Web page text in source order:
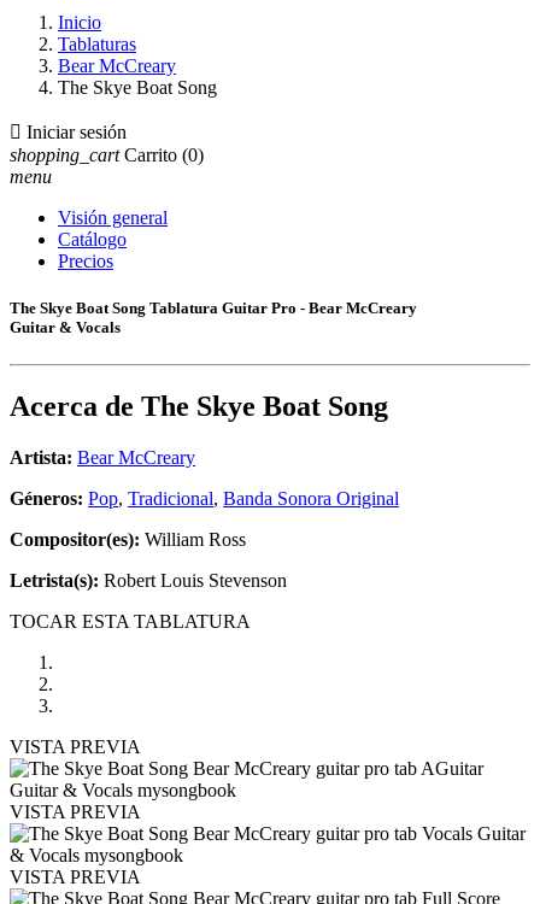
Inicio
Tablaturas
Bear McCreary
The Skye Boat Song
 Iniciar sesión
shopping_cart Carrito (0)
menu
Visión general
Catálogo
Precios
The Skye Boat Song Tablatura Guitar Pro - Bear McCreary
Guitar & Vocals
Acerca de The Skye Boat Song
Artista: Bear McCreary
Géneros: Pop, Tradicional, Banda Sonora Original
Compositor(es): William Ross
Letrista(s): Robert Louis Stevenson
TOCAR ESTA TABLATURA
VISTA PREVIA
VISTA PREVIA
VISTA PREVIA